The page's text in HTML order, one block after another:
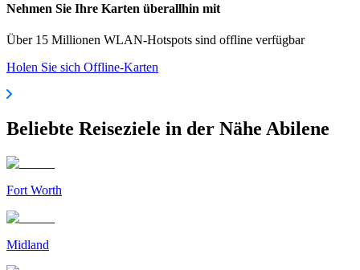
Nehmen Sie Ihre Karten überallhin mit
Über 15 Millionen WLAN-Hotspots sind offline verfügbar
Holen Sie sich Offline-Karten
Beliebte Reiseziele in der Nähe Abilene
Fort Worth
Midland